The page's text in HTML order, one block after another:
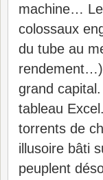
machine… Le
colossaux
du tube au
grand
tableau
torrents de
illusoire bâti
peuplent